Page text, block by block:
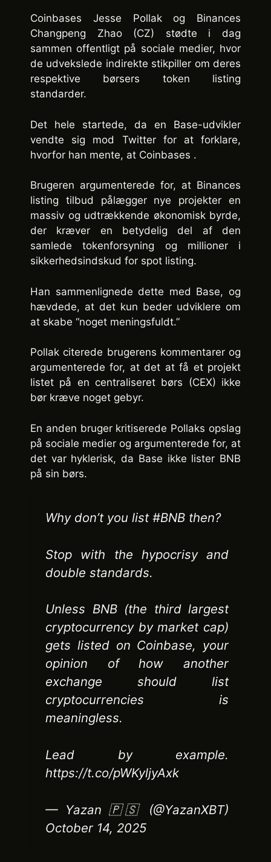
Coinbases Jesse Pollak og Binances
Changpeng Zhao (CZ) stødte i dag
sammen offentligt på sociale medier, hvor
de udvekslede indirekte stikpiller om deres
respektive børsers token listing
standarder.
Det hele startede, da en Base-udvikler
vendte sig mod Twitter for at forklare,
hvorfor han mente, at Coinbases .
Brugeren argumenterede for, at Binances
listing tilbud pålægger nye projekter en
massiv og udtrækkende økonomisk byrde,
der kræver en betydelig del af den
samlede tokenforsyning og millioner i
sikkerhedsindskud for spot listing.
Han sammenlignede dette med Base, og
hævdede, at det kun beder udviklere om
at skabe “noget meningsfuldt.”
Pollak citerede brugerens kommentarer og
argumenterede for, at det at få et projekt
listet på en centraliseret børs (CEX) ikke
bør kræve noget gebyr.
En anden bruger kritiserede Pollaks opslag
på sociale medier og argumenterede for, at
det var hyklerisk, da Base ikke lister BNB
på sin børs.
Why don’t you list #BNB then?
Stop with the hypocrisy and
double standards.
Unless BNB (the third largest
cryptocurrency by market cap)
gets listed on Coinbase, your
opinion of how another
exchange should list
cryptocurrencies is
meaningless.
Lead by example.
https://t.co/pWKyljyAxk
— Yazan 🇵🇸 (@YazanXBT)
October 14, 2025